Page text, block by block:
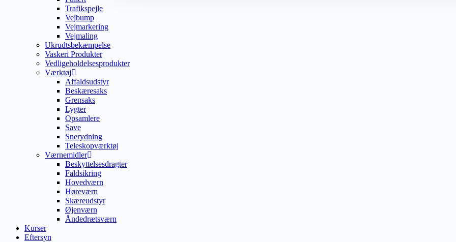
Trafikspejle
Vejbump
Vejmarkering
Vejmaling
Ukrudtsbekæmpelse
Vaskeri Produkter
Vedligeholdelsesprodukter
Værktøj
Affaldsudstyr
Beskæresaks
Grensaks
Lygter
Opsamlere
Save
Snerydning
Teleskopværktøj
Værnemidler
Beskyttelsesdragter
Faldsikring
Hovedværn
Høreværn
Skæreudstyr
Øjenværn
Åndedrætsværn
Kurser
Eftersyn